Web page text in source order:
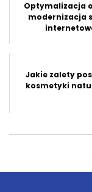
Optymalizacja
modernizacja
Jakie zalety
kosmetyki